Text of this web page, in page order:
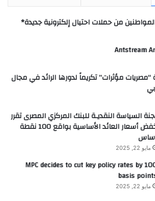
من حملات احتيال إلكترونية جديدة*
“مصريات مؤثرات” تكريماً لدورها الرائد في مجال
السياسة النقديـة للبنك المركزي المصرى تقرر
خفض أسعار العائد الأساسية بواقع 100 نقطة
مايو 22, 2025
MPC decides to cut key policy rates by
basis
مايو 22, 2025